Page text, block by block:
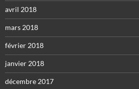
avril 2018
mars 2018
février 2018
janvier 2018
décembre 2017